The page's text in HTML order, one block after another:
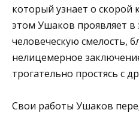
который узнает о скорой
этом Ушаков проявляет
человеческую смелость,
нелицемерное
трогательно простясь с
Свои работы Ушаков